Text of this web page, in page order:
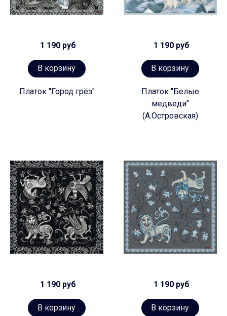
1 190 руб
В корзину
Платок "Город грёз"
1 190 руб
В корзину
Платок "Белые
медведи"
(А.Островская)
1 190 руб
В корзину
1 190 руб
В корзину